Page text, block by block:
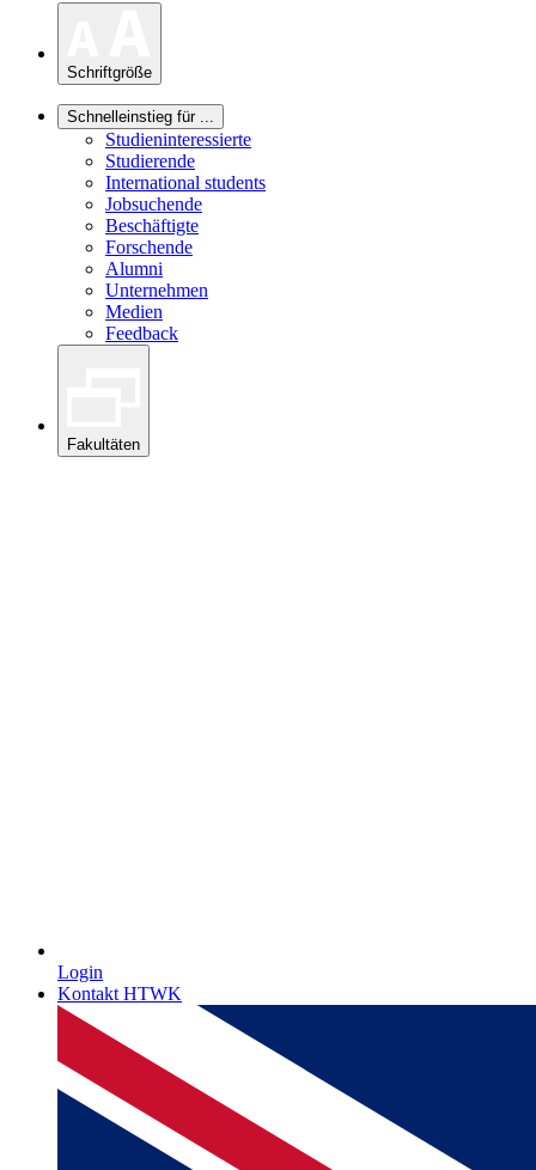
Schriftgröße
Schnelleinstieg für ...
Studieninteressierte
Studierende
International students
Jobsuchende
Beschäftigte
Forschende
Alumni
Unternehmen
Medien
Feedback
Fakultäten
Login
Kontakt HTWK